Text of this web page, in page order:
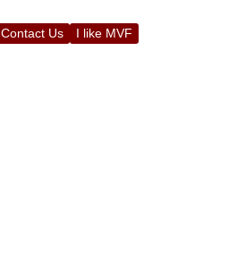
Contact Us I like MVF